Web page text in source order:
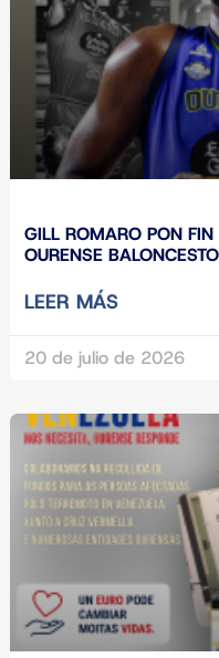
GILL ROMARO PON
OURENSE BALONCESTO
LEER MÁS
20 de julio de 2026